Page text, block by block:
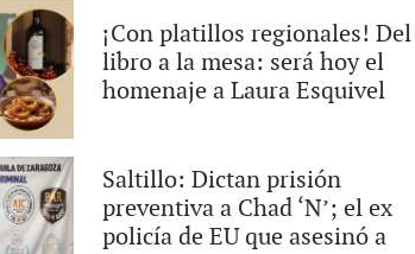
¡Con platillos regionales! Del
libro a la mesa: será hoy el
homenaje a Laura Esquivel
Saltillo: Dictan prisión
preventiva a Chad ‘N’; el ex
policía de EU que asesinó a